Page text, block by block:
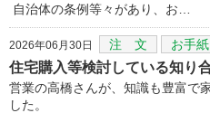
自治体の条例等々があり、お…
2026年06月30日 注 文 お手紙
住宅購入等検討している知り
営業の高橋さんが、知識も豊富で
した。